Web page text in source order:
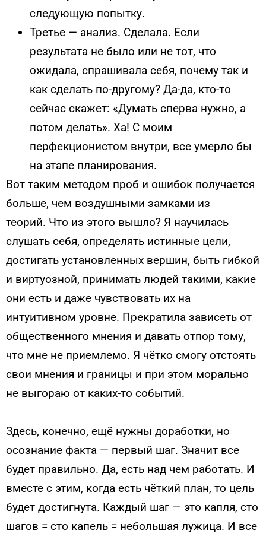
следующую попытку.
Третье — анализ. Сделала. Если
результата не было или не тот, что
ожидала, спрашивала себя, почему так и
как сделать по-другому? Да-да, кто-то
сейчас скажет: «Думать сперва нужно, а
потом делать». Ха! С моим
перфекционистом внутри, все умерло бы
на этапе планирования.
Вот таким методом проб и ошибок получается
больше, чем воздушными замками из
теорий. Что из этого вышло? Я научилась
слушать себя, определять истинные цели,
достигать установленных вершин, быть гибкой
и виртуозной, принимать людей такими, какие
они есть и даже чувствовать их на
интуитивном уровне. Прекратила зависеть от
общественного мнения и давать отпор тому,
что мне не приемлемо. Я чётко смогу отстоять
свои мнения и границы и при этом морально
не выгораю от каких-то событий.
Здесь, конечно, ещё нужны доработки, но
осознание факта — первый шаг. Значит все
будет правильно. Да, есть над чем работать. И
вместе с этим, когда есть чёткий план, то цель
будет достигнута. Каждый шаг — это капля, сто
шагов = сто капель = небольшая лужица. И все